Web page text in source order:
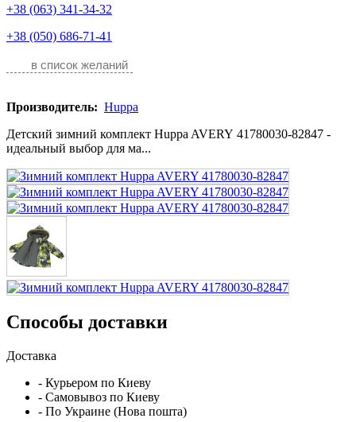
+38 (063) 341-34-32
+38 (050) 686-71-41
в список желаний
Производитель: Huppa
Детский зимний комплект Huppa AVERY 41780030-82847 -
идеальный выбор для ма...
Способы доставки
Доставка
- Курьером по Киеву
- Самовывоз по Киеву
- По Украине (Нова пошта)